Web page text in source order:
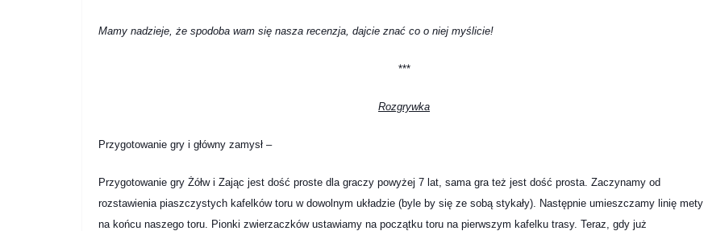
Mamy nadzieje, że spodoba wam się nasza recenzja, dajcie znać co o niej myślicie!
***
Rozgrywka
Przygotowanie gry i główny zamysł –
Przygotowanie gry Żółw i Zając jest dość proste dla graczy powyżej 7 lat, sama gra też jest dość prosta. Zaczynamy od
rozstawienia piaszczystych kafelków toru w dowolnym układzie (byle by się ze sobą stykały). Następnie umieszczamy linię mety
na końcu naszego toru. Pionki zwierzaczków ustawiamy na początku toru na pierwszym kafelku trasy. Teraz, gdy już